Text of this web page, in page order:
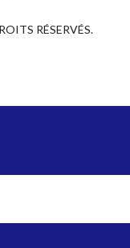
RÉSERVÉS.